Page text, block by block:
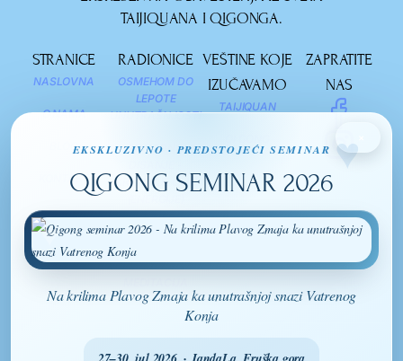
TAIJIQUANA I QIGONGA.
STRANICE
NASLOVNA
O NAMA
BLOG
KONTAKT
RADIONICE
OSMEHOM DO
LEPOTE
UNUTRAŠNJOSTI
PRIRODNO
KRETANJE ĆIJA
ZAGRLI DRVO -
ZHAN ZHUANG -
STOJEĆA
VEŠTINE KOJE
IZUČAVAMO
TAIJIQUAN
ZAPRATITE
NAS
EKSKLUZIVNO · PREDSTOJEĆI SEMINAR
QIGONG SEMINAR 2026
Na krilima Plavog Zmaja ka unutrašnjoj snazi Vatrenog
Konja